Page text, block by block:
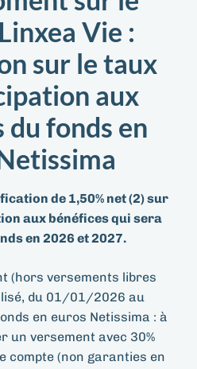
Vie :
sur le taux
aux
du fonds en
de 1,50% net (2) sur
aux bénéfices qui sera
en 2026 et 2027.
(hors versements libres
du 01/01/2026 au
en euros Netissima : à
un versement avec 30%
compte (non garanties en